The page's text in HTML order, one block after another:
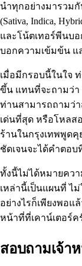
นำทุกอย่างมารวมกั
(Sativa, Indica,
และโน้ตเทอร์พีนบ
บอกความเข้มข้น
เมื่อมีกรอบนี้ในใจ
ขึ้น แทนที่จะถามว่า
ท่านสามารถถามว่
เด่นที่สุด หรือโหลส
ร้านในกรุงเทพพูด
ชัดเจนจะได้คำตอ
ทั้งนี้ไม่ได้หมายควา
เหล่านี้เป็นแผนที่ ไ
อย่างไรก็เพียงพอแ
หน้าที่ที่เคาน์เตอร์ค
สอบถามเจ้า